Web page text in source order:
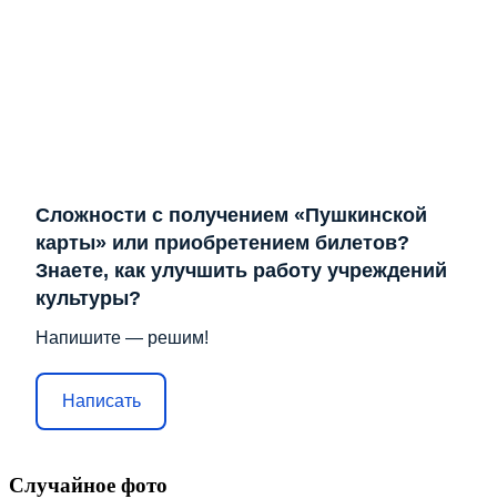
Сложности с получением «Пушкинской
карты» или приобретением билетов?
Знаете, как улучшить работу учреждений
культуры?
Напишите — решим!
Написать
Случайное фото